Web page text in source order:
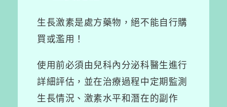
生長激素是處方藥物，絕不能自行購
買或濫用！
使用前必須由兒科內分泌科醫生進行
詳細評估，並在治療過程中定期監測
生長情況、激素水平和潛在的副作